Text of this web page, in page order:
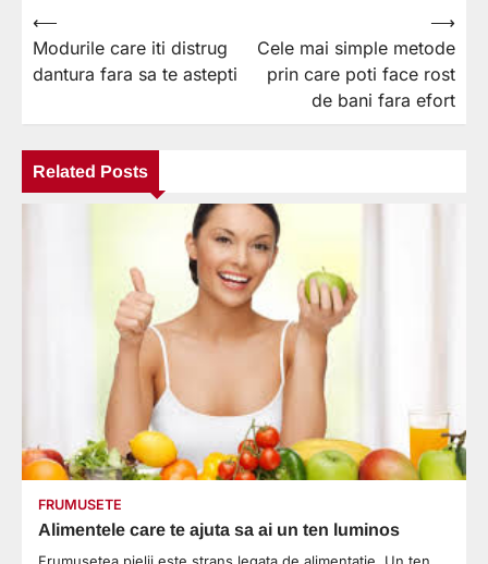
Navigare
în
⟵
Modurile care iti distrug
dantura fara sa te astepti
Cele mai simple metode
prin care poti face rost
de bani fara efort
⟶
Related Posts
FRUMUSETE
Alimentele care te ajuta sa ai un ten luminos